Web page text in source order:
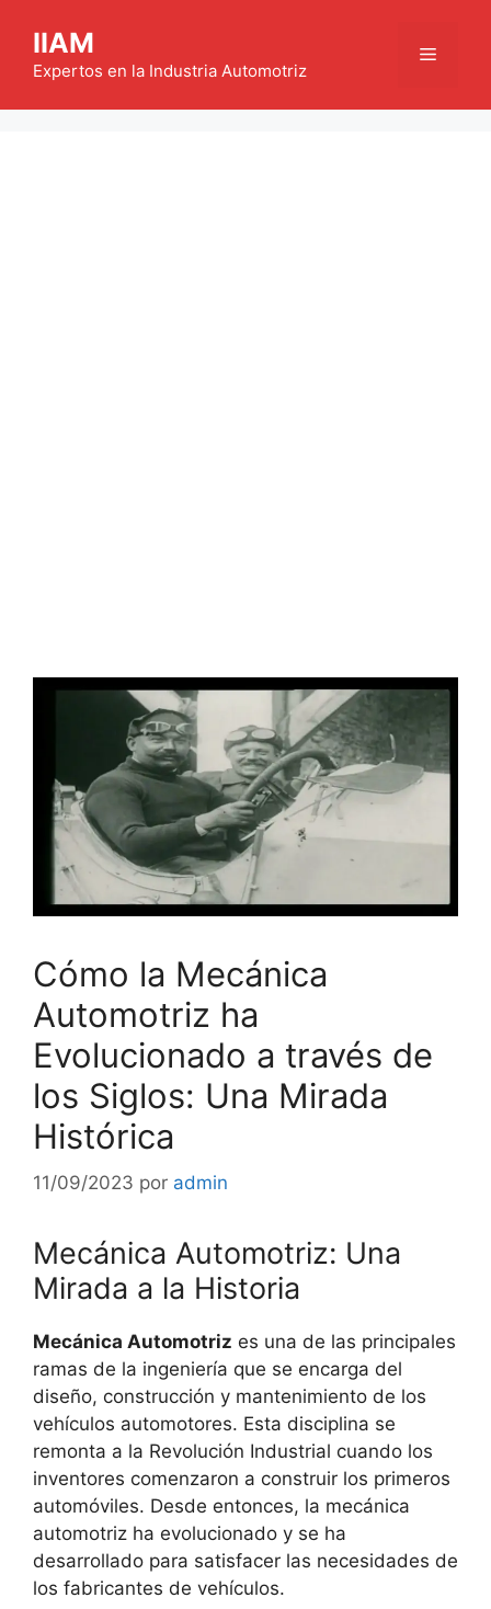
contenido
IIAM
Expertos en la Industria Automotriz
Menú
Cómo la Mecánica
Automotriz ha
Evolucionado a través de
los Siglos: Una Mirada
Histórica
11/09/2023 por admin
Mecánica Automotriz: Una
Mirada a la Historia
Mecánica Automotriz es una de las principales
ramas de la ingeniería que se encarga del
diseño, construcción y mantenimiento de los
vehículos automotores. Esta disciplina se
remonta a la Revolución Industrial cuando los
inventores comenzaron a construir los primeros
automóviles. Desde entonces, la mecánica
automotriz ha evolucionado y se ha
desarrollado para satisfacer las necesidades de
los fabricantes de vehículos.